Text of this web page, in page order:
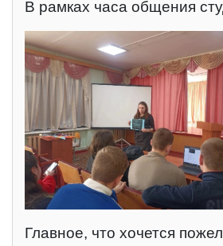
В рамках часа общения
Главное, что хочется